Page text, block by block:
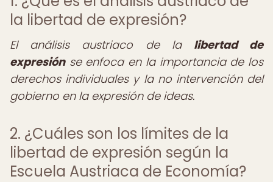
la libertad de expresión?
El análisis austriaco de la libertad de
expresiónse enfoca en la importancia de los
derechos individuales y la no intervención del
gobierno en la expresión de ideas.
2. ¿Cuáles son los límites de la
libertad de expresión según la
Escuela Austriaca de Economía?